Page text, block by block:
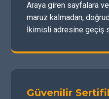
Araya giren sayfalara
maruz kalmadan,
İkimisli adresine geçiş
Güvenilir